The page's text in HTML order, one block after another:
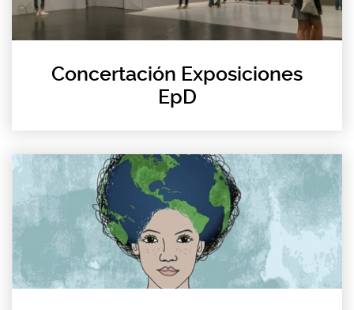
Concertación Exposiciones
EpD